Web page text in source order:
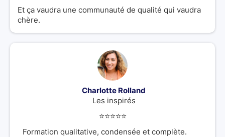
Et ça vaudra une communauté de qualité qui vaudra
chère.
Charlotte Rolland
Les inspirés
⭐️⭐️⭐️⭐️⭐️
Formation qualitative, condensée et complète.